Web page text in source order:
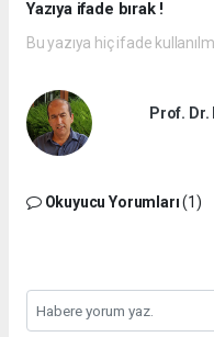
Yazıya ifade bırak !
Bu yazıya hiç ifade
Prof. Dr.
Okuyucu Yorumları(1)